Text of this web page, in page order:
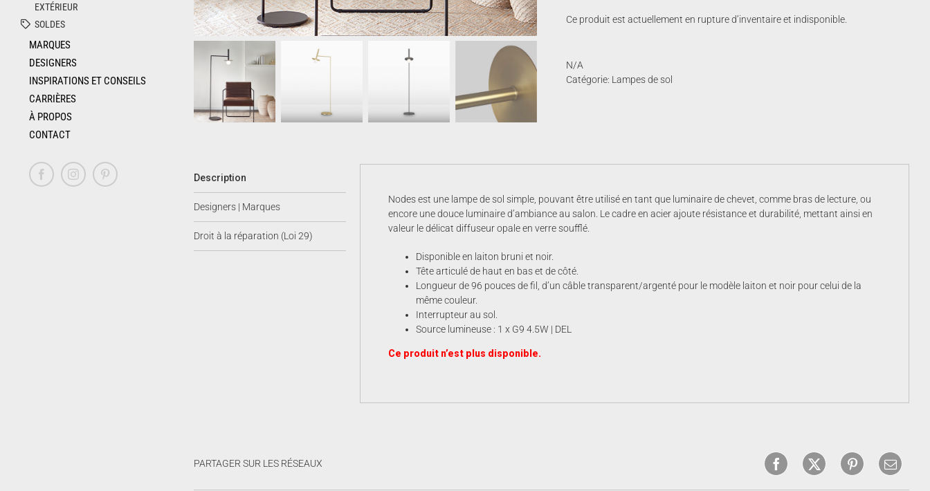
EXTÉRIEUR
SOLDES
MARQUES
DESIGNERS
INSPIRATIONS ET CONSEILS
CARRIÈRES
À PROPOS
CONTACT
FacebookInstagramPinterest
Ce produit est actuellement en rupture d’inventaire et indisponible.
N/A
Catégorie: Lampes de sol
Description
Designers | Marques
Droit à la réparation (Loi 29)
Nodes est une lampe de sol simple, pouvant être utilisé en tant que luminaire de chevet, comme bras de lecture, ou
encore une douce luminaire d’ambiance au salon. Le cadre en acier ajoute résistance et durabilité, mettant ainsi en
valeur le délicat diffuseur opale en verre soufflé.
Disponible en laiton bruni et noir.
Tête articulé de haut en bas et de côté.
Longueur de 96 pouces de fil, d’un câble transparent/argenté pour le modèle laiton et noir pour celui de la
même couleur.
Interrupteur au sol.
Source lumineuse : 1 x G9 4.5W | DEL
Ce produit n’est plus disponible.
PARTAGER SUR LES RÉSEAUX